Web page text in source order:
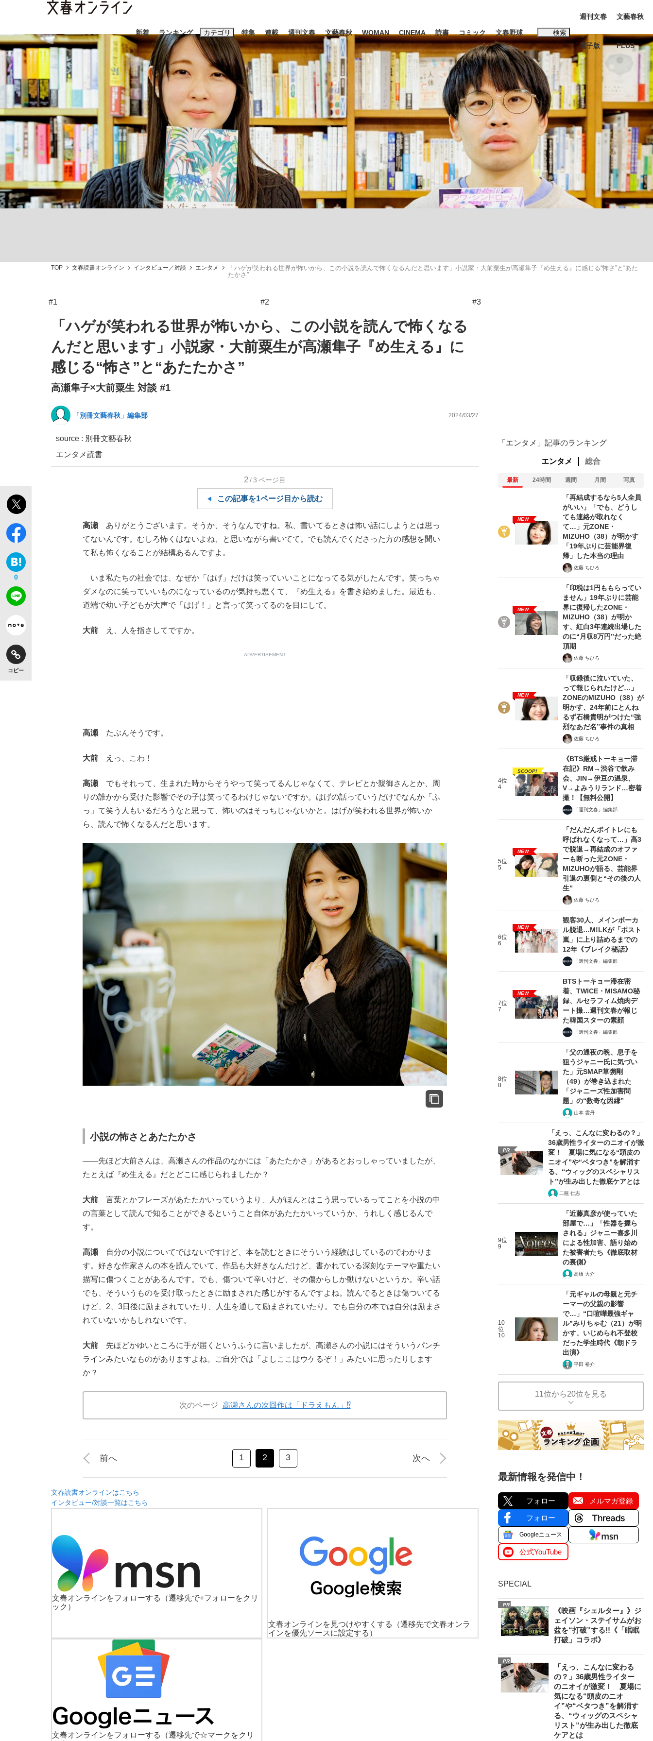
新着 ランキング カテゴリ
スクープ ニュース エンタメ ライフ ビジネス インタビュー 読書
《BTS厳戒トーキョー滞在記》RM→渋谷で飲み会、JIN→伊豆の... 「90%は失敗する。でも…」本田圭佑が初めて明かした日本代表監督に...
「最悪の空気のまま解散」WBC日本代表“敗戦”の真実 選手が明かす... 「敗因分析は一切聞かれなかった」侍ジャパン選手が証言した“NPB聞...
特集
終戦から81年 日本生まれのK-POPアイドルたち
連載 週刊文春 文藝春秋 WOMAN CINEMA 読書 コミック 文春野球 検索
キーワード入力
おすすめのキーワードタグ一覧
#藤田晋 #三山凌輝 #高市早苗 #後藤真希 #森岡毅 #城彰二 #内田有紀
#松田聖子
#玉木雄一郎
#亀和田武
週刊文春
電子版
文藝春秋
PLUS
TOP 文春読書オンライン インタビュー／対談 エンタメ
「ハゲが笑われる世界が怖いから、この小説を読んで怖くなるんだと思います」小説家・大前粟生が高瀬隼子『め生える』に感じる“怖さ”と“あた
たかさ”
#1 #2 #3
「ハゲが笑われる世界が怖いから、この小説を読んで怖くなる
んだと思います」小説家・大前粟生が高瀬隼子『め生える』に
感じる“怖さ”と“あたたかさ”
高瀬隼子×大前粟生 対談 #1
「別冊文藝春秋」編集部 2024/03/27
source : 別冊文藝春秋
エンタメ読書
0
コピー
2/3 ページ目
この記事を1ページ目から読む
高瀬 ありがとうございます。そうか、そうなんですね。私、書いてるときは怖い話にしようとは思っ
てないんです。むしろ怖くはないよね、と思いながら書いてて。でも読んでくださった方の感想を聞い
て私も怖くなることが結構あるんですよ。
いま私たちの社会では、なぜか「はげ」だけは笑っていいことになってる気がしたんです。笑っちゃ
ダメなのに笑っていいものになっているのが気持ち悪くて、『め生える』を書き始めました。最近も、
道端で幼い子どもが大声で「はげ！」と言って笑ってるのを目にして。
大前 え、人を指さしてですか。
ADVERTISEMENT
高瀬 たぶんそうです。
大前 えっ、こわ！
高瀬 でもそれって、生まれた時からそうやって笑ってるんじゃなくて、テレビとか親御さんとか、周
りの誰かから受けた影響でその子は笑ってるわけじゃないですか。はげの話っていうだけでなんか「ふ
っ」て笑う人もいるだろうなと思って、怖いのはそっちじゃないかと。はげが笑われる世界が怖いか
ら、読んで怖くなるんだと思います。
小説の怖さとあたたかさ
——先ほど大前さんは、高瀬さんの作品のなかには「あたたかさ」があるとおっしゃっていましたが、
たとえば『め生える』だとどこに感じられましたか？
大前 言葉とかフレーズがあたたかいっていうより、人がほんとはこう思っているってことを小説の中
の言葉として読んで知ることができるということ自体があたたかいっていうか、うれしく感じるんで
す。
高瀬 自分の小説についてではないですけど、本を読むときにそういう経験はしているのでわかりま
す。好きな作家さんの本を読んでいて、作品も大好きなんだけど、書かれている深刻なテーマや重たい
描写に傷つくことがあるんです。でも、傷ついて辛いけど、その傷からしか動けないというか。辛い話
でも、そういうものを受け取ったときに励まされた感じがするんですよね。読んでるときは傷ついてる
けど、2、3日後に励まされていたり、人生を通して励まされていたり。でも自分の本では自分は励まさ
れていないかもしれないです。
大前 先ほどかゆいところに手が届くというふうに言いましたが、高瀬さんの小説にはそういうパンチ
ラインみたいなものがありますよね。ご自分では「よしここはウケるぞ！」みたいに思ったりします
か？
次のページ 高瀬さんの次回作は「ドラえもん」⁉
前へ 1 2 3 次へ
文春読書オンラインはこちら
インタビュー/対談一覧はこちら
文春オンラインをフォローする
（遷移先で+フォローをクリ
ック）
文春オンラインを見つけやすくする
（遷移先で文春オンラ
インを優先ソースに設定する）
文春オンラインをフォローする
（遷移先で☆マークをクリ
「エンタメ」記事のランキング
エンタメ 総合
最新 24時間 週間 月間 写真
NEW
「再結成するなら5人全員
がいい」「でも、どうし
ても連絡が取れなく
て…」元ZONE・
MIZUHO（38）が明かす
「19年ぶりに芸能界復
帰」した本当の理由
佐藤 ちひろ
NEW
「印税は1円ももらってい
ません」19年ぶりに芸能
界に復帰したZONE・
MIZUHO（38）が明か
す、紅白3年連続出場した
のに“月収8万円”だった絶
頂期
佐藤 ちひろ
NEW
「収録後に泣いていた、
って報じられたけど…」
ZONEのMIZUHO（38）が
明かす、24年前にとんね
るず石橋貴明がつけた“強
烈なあだ名”事件の真相
佐藤 ちひろ
4位
4
SCOOP!
《BTS厳戒トーキョー滞
在記》RM→渋谷で飲み
会、JIN→伊豆の温泉、
V→よみうりランド…密着
撮！【無料公開】
「週刊文春」編集部
5位
5
NEW
「だんだんボイトレにも
呼ばれなくなって…」高3
で脱退→再結成のオファ
ーも断った元ZONE・
MIZUHOが語る、芸能界
引退の裏側と“その後の人
生”
佐藤 ちひろ
6位
6
NEW
観客30人、メインボーカ
ル脱退…M!LKが「ポスト
嵐」に上り詰めるまでの
12年《ブレイク秘話》
「週刊文春」編集部
7位
7
NEW
BTSトーキョー滞在密
着、TWICE・MISAMO秘
録、ルセラフィム焼肉デ
ート撮…週刊文春が報じ
た韓国スターの素顔
「週刊文春」編集部
8位
8
「父の通夜の晩、息子を
狙うジャニー氏に気づい
た」元SMAP草彅剛
（49）が巻き込まれた
「ジャニーズ性加害問
題」の“数奇な因縁”
山本 雲丹
PR
「えっ、こんなに変わるの？」
36歳男性ライターのニオイが激
変！ 夏場に気になる“頭皮の
ニオイ”や“ベタつき”を解消す
る、“ウィッグのスペシャリス
ト”が生み出した徹底ケアとは
二瓶 仁志
9位
9
「近藤真彦が使っていた
部屋で…」「性器を握ら
される」ジャニー喜多川
による性加害、語り始め
た被害者たち《徹底取材
の裏側》
髙橋 大介
10
位
10
「元ギャルの母親と元チ
ーマーの父親の影響
で…」“口喧嘩最強ギャ
ル”みりちゃむ（21）が明
かす、いじめられ不登校
だった学生時代《朝ドラ
出演》
平田 裕介
11位から20位を見る
最新情報を発信中！
フォロー メルマガ登録
フォロー
Googleニュース
公式YouTube
SPECIAL
PR
《映画『シェルター』》ジ
ェイソン・ステイサムがお
盆を“打破”する!!《「眠眠
打破」コラボ》
PR
「えっ、こんなに変わる
の？」36歳男性ライター
のニオイが激変！ 夏場に
気になる“頭皮のニオ
イ”や“ベタつき”を解消す
る、“ウィッグのスペシャ
リスト”が生み出した徹底
ケアとは